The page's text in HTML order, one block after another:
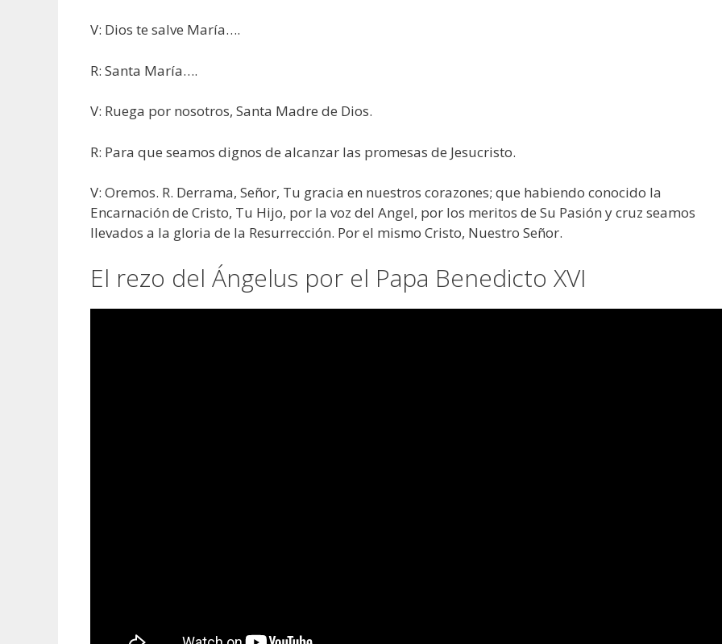
V: Dios te salve María….
R: Santa María….
V: Ruega por nosotros, Santa Madre de Dios.
R: Para que seamos dignos de alcanzar las promesas de Jesucristo.
V: Oremos. R. Derrama, Señor, Tu gracia en nuestros corazones; que habiendo conocido la
Encarnación de Cristo, Tu Hijo, por la voz del Angel, por los meritos de Su Pasión y cruz seamos
llevados a la gloria de la Resurrección. Por el mismo Cristo, Nuestro Señor.
El rezo del Ángelus por el Papa Benedicto XVI